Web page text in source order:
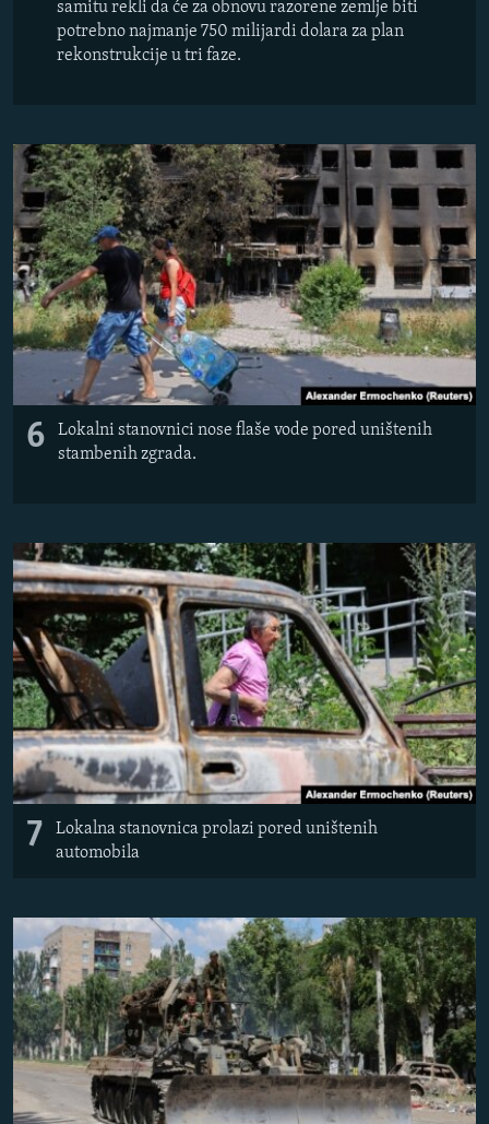
samitu rekli da će za obnovu razorene zemlje biti
potrebno najmanje 750 milijardi dolara za plan
rekonstrukcije u tri faze.
6
Lokalni stanovnici nose flaše vode pored uništenih
stambenih zgrada.
7
Lokalna stanovnica prolazi pored uništenih
automobila